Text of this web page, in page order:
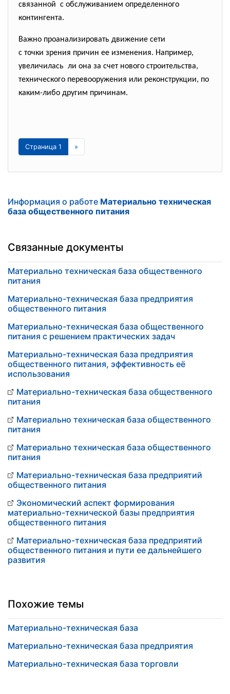
связанной с обслуживанием определенного
контингента.
Важно проанализировать движение сети
с точки зрения причин ее изменения. Например,
увеличилась ли она за счет нового строительства,
технического перевооружения или реконструкции, по
каким-либо другим причинам.
Страница 1 »
Информация о работе Материально техническая
база общественного питания
Связанные документы
Материально техническая база общественного
питания
Материально-техническая база предприятия
общественного питания
Материально-техническая база общественного
питания с решением практических задач
Материально-техническая база предприятия
общественного питания, эффективность её
использования
Материально-техническая база общественного
питания
Материально техническая база общественного
питания
Материально техническая база общественного
питания
Материально-техническая база предприятий
общественного питания
Экономический аспект формирования
материально-технической базы предприятия
общественного питания
Материально-техническая база предприятий
общественного питания и пути ее дальнейшего
развития
Похожие темы
Материально-техническая база
Материально-техническая база предприятия
Материально-техническая база торговли